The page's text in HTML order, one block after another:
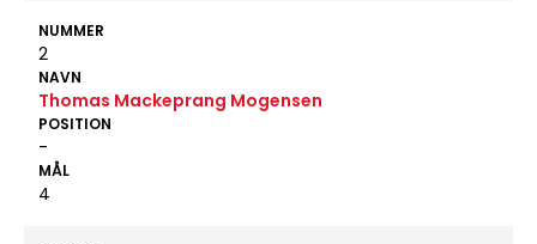
NUMMER
2
NAVN
Thomas Mackeprang Mogensen
POSITION
-
MÅL
4